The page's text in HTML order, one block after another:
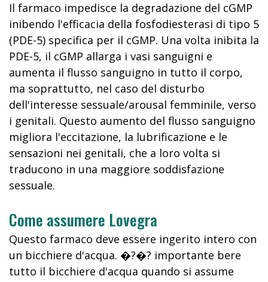
Il farmaco impedisce la degradazione del cGMP
inibendo l'efficacia della fosfodiesterasi di tipo 5
(PDE-5) specifica per il cGMP. Una volta inibita la
PDE-5, il cGMP allarga i vasi sanguigni e
aumenta il flusso sanguigno in tutto il corpo,
ma soprattutto, nel caso del disturbo
dell'interesse sessuale/arousal femminile, verso
i genitali. Questo aumento del flusso sanguigno
migliora l'eccitazione, la lubrificazione e le
sensazioni nei genitali, che a loro volta si
traducono in una maggiore soddisfazione
sessuale.
Come assumere Lovegra
Questo farmaco deve essere ingerito intero con
un bicchiere d'acqua. �?�? importante bere
tutto il bicchiere d'acqua quando si assume